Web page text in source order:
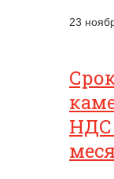
23
НДС